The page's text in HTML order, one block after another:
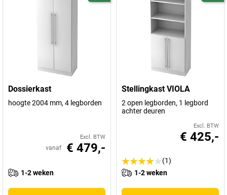
Dossierkast
hoogte 2004 mm, 4 legborden
Excl. BTW
vanaf € 479,-
1-2 weken
Stellingkast VIOLA
2 open legborden, 1 legbord
achter deuren
Excl. BTW
€ 425,-
(1)
1-2 weken